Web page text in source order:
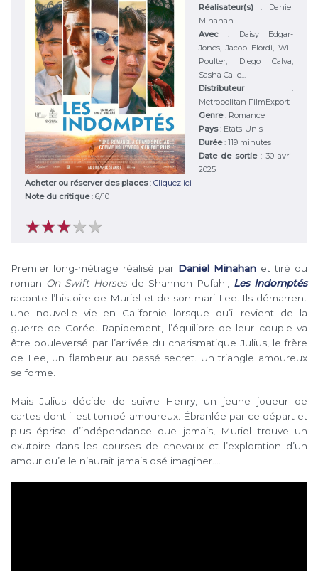
Réalisateur(s): Daniel
Minahan
Avec: Daisy Edgar-
Jones, Jacob Elordi, Will
Poulter, Diego Calva,
Sasha Calle...
Distributeur :
Metropolitan FilmExport
Genre: Romance
Pays: Etats-Unis
Durée:119 minutes
Date de sortie: 30 avril
2025
Acheter ou réserver des places: Cliquez ici
Note du critique: 6/10
★★★★★
★★★★★
Premier long-métrage réalisé par Daniel Minahan et tiré du
roman On Swift Horsesde Shannon Pufahl, Les Indomptés
raconte l’histoire de Muriel et de son mari Lee. Ils démarrent
une nouvelle vie en Californie lorsque qu’il revient de la
guerre de Corée. Rapidement, l’équilibre de leur couple va
être bouleversé par l’arrivée du charismatique Julius, le frère
de Lee, un flambeur au passé secret. Un triangle amoureux
se forme.
Mais Julius décide de suivre Henry, un jeune joueur de
cartes dont il est tombé amoureux. Ébranlée par ce départ et
plus éprise d’indépendance que jamais, Muriel trouve un
exutoire dans les courses de chevaux et l’exploration d’un
amour qu’elle n’aurait jamais osé imaginer….